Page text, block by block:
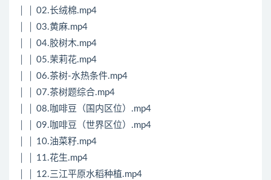
│ │ 02.长绒棉.mp4
│ │ 03.黄麻.mp4
│ │ 04.胶树木.mp4
│ │ 05.茉莉花.mp4
│ │ 06.茶树-水热条件.mp4
│ │ 07.茶树题综合.mp4
│ │ 08.咖啡豆（国内区位）.mp4
│ │ 09.咖啡豆（世界区位）.mp4
│ │ 10.油菜籽.mp4
│ │ 11.花生.mp4
│ │ 12.三江平原水稻种植.mp4